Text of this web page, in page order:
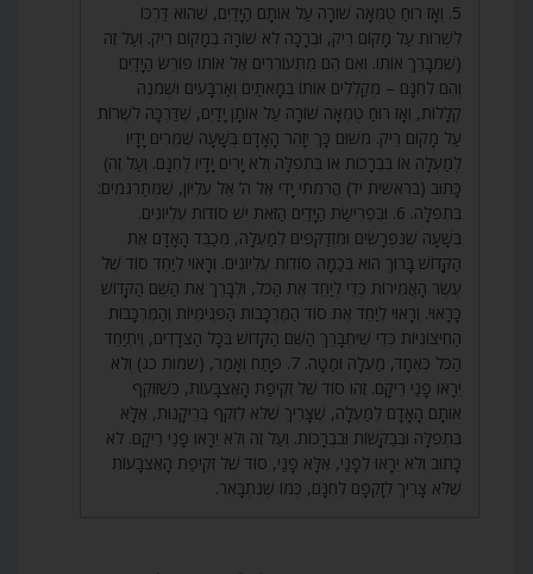
5. וְאָז רוּחַ טֻמְאָה שׁוֹרָה עַל אוֹתָם הַיָּדַיִם, שֶׁהוּא דַּרְכּוֹ
לִשְׁרוֹת עַל מָקוֹם רֵיק, וּבְרָכָה לֹא שׁוֹרָה בְּמָקוֹם רֵיק. וְעַל זֶה
(שֶׁמְּבָרֵךְ אוֹתוֹ. וְאִם הֵם מִתְעוֹרְרִים אֶל אוֹתוֹ פּוֹרֵשּׂ הַיָּדַיִם
וְהֵם לְחִנָּם – מְקַלְלִים אוֹתוֹ בְּמָאתַיִם וְאַרְבָּעִים וּשְׁמֹנֶה
קְלָלוֹת, וְאָז רוּחַ טֻמְאָה שׁוֹרָה עַל אוֹתָן יָדַיִם, שֶׁדַּרְכָּהּ לִשְׁרוֹת
עַל מָקוֹם רֵיק. מִשּׁוּם כָּךְ יִזָּהֵר הָאָדָם בְּשָׁעָה שֶׁמֵּרִים יָדָיו
לְמַעְלָה אוֹ בִּבְרָכוֹת אוֹ בִּתְפִלָּה וְלֹא יָרִים יָדָיו לְחִנָּם. וְעַל זֶה)
כָּתוּב (בראשית יד) הֲרִמֹתִי יָדִי אֶל ה’ אֵל עֶלְיוֹן, שֶׁמְּתַרְגְּמִים:
בִּתְפִלָּה. 6. וּבִפְרִישַׂת הַיָּדַיִם הַזֹּאת יֵשׁ סוֹדוֹת עֶלְיוֹנִים.
בְּשָׁעָה שֶׁנִּפְרָשִׂים וּמִזְדַּקְּפִים לְמַעְלָה, מְכַבֵּד הָאָדָם אֶת
הַקָּדוֹשׁ בָּרוּךְ הוּא בְּכַמָּה סוֹדוֹת עֶלְיוֹנִים. וְרָאוּי לְיַחֵד סוֹד שֶׁל
עֶשֶׂר הָאֲמִירוֹת כְּדֵי לְיַחֵד אֶת הַכֹּל, וּלְבָרֵךְ אֶת הַשֵּׁם הַקָּדוֹשׁ
כָּרָאוּי. וְרָאוּי לְיַחֵד אֶת סוֹד הַמֶּרְכָּבוֹת הַפְּנִימִיּוֹת וְהַמֶּרְכָּבוֹת
הַחִיצוֹנִיּוֹת כְּדֵי שֶׁיִּתְבָּרֵךְ הַשֵּׁם הַקָּדוֹשׁ בְּכָל הַצְּדָדִים, וְיִתְיַחֵד
הַכֹּל כְּאֶחָד, מַעְלָה וּמַטָּה. 7. פָּתַח וְאָמַר, (שמות כג) וְלֹא
יֵרָאוּ פָנַי רֵיקָם. זֶהוּ סוֹד שֶׁל זְקִיפַת הָאֶצְבָּעוֹת, כְּשֶׁזּוֹקֵף
אוֹתָם הָאָדָם לְמַעְלָה, שֶׁצָּרִיךְ שֶׁלֹּא לִזְקֹף בְּרֵיקָנוּת, אֶלָּא
בִּתְפִלָּה וּבְבַקָּשׁוֹת וּבִבְרָכוֹת. וְעַל זֶה וְלֹא יֵרָאוּ פָנַי רֵיקָם. לֹא
כָתוּב וְלֹא יֵרָאוּ לְפָנַי, אֶלָּא פָנַי, סוֹד שֶׁל זְקִיפַת הָאֶצְבָּעוֹת
שֶׁלֹּא צָרִיךְ לְזָקְפָם לְחִנָּם, כְּמוֹ שֶׁנִּתְבָּאֵר.